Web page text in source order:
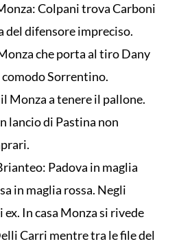
Colpani trova Carboni
del difensore impreciso.
che porta al tiro Dany
Sorrentino.
Monza a tenere il pallone.
lancio di Pastina non
Padova in maglia
in maglia rossa. Negli
In casa Monza si rivede
Carri mentre tra le file del